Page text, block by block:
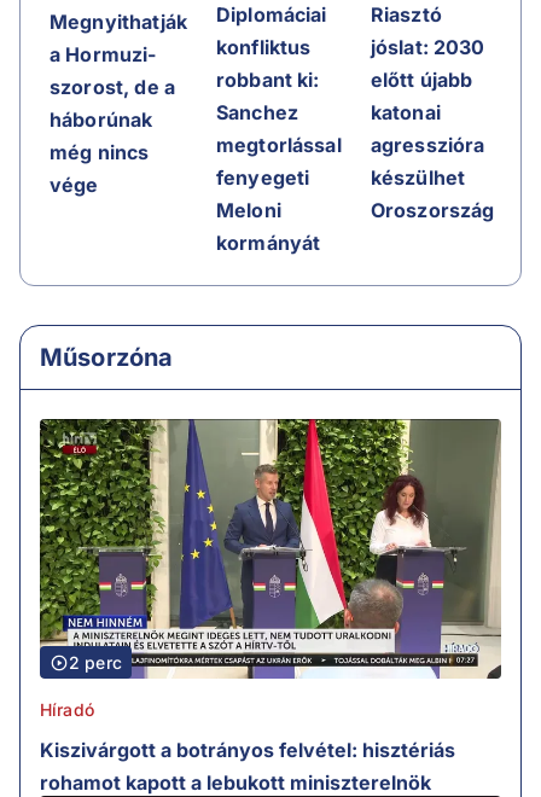
Megnyithatják
a Hormuzi-
szorost, de a
háborúnak
még nincs
vége
Diplomáciai
konfliktus
robbant ki:
Sanchez
megtorlással
fenyegeti
Meloni
kormányát
Riasztó
jóslat: 2030
előtt újabb
katonai
agresszióra
készülhet
Oroszország
Műsorzóna
2 perc
Híradó
Kiszivárgott a botrányos felvétel: hisztériás
rohamot kapott a lebukott miniszterelnök